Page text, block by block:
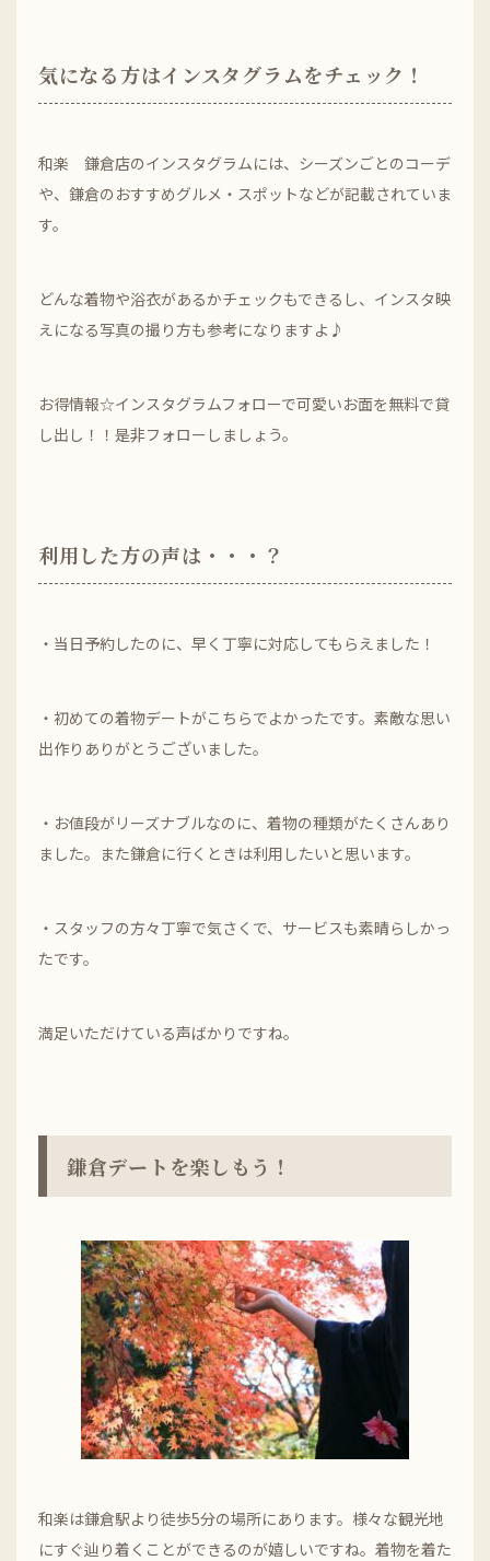
気になる方はインスタグラムをチェック！
和楽 鎌倉店のインスタグラムには、シーズンごとのコーデ
や、鎌倉のおすすめグルメ・スポットなどが記載されていま
す。
どんな着物や浴衣があるかチェックもできるし、インスタ映
えになる写真の撮り方も参考になりますよ♪
お得情報☆インスタグラムフォローで可愛いお面を無料で貸
し出し！！是非フォローしましょう。
利用した方の声は・・・？
・当日予約したのに、早く丁寧に対応してもらえました！
・初めての着物デートがこちらでよかったです。素敵な思い
出作りありがとうございました。
・お値段がリーズナブルなのに、着物の種類がたくさんあり
ました。また鎌倉に行くときは利用したいと思います。
・スタッフの方々丁寧で気さくで、サービスも素晴らしかっ
たです。
満足いただけている声ばかりですね。
鎌倉デートを楽しもう！
和楽は鎌倉駅より徒歩5分の場所にあります。様々な観光地
にすぐ辿り着くことができるのが嬉しいですね。着物を着た